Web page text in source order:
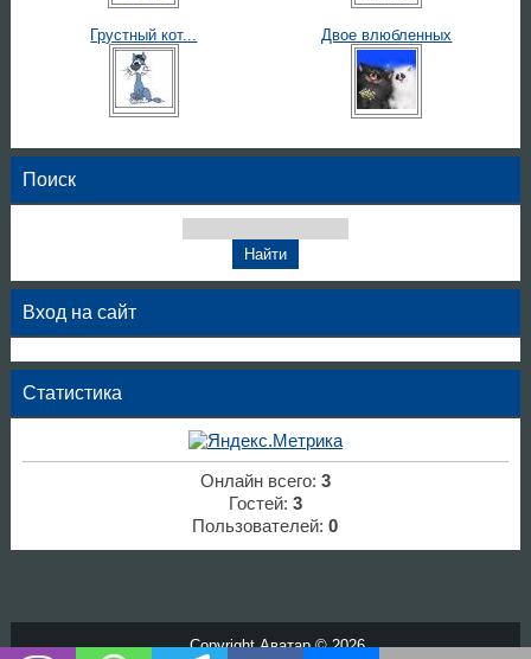
Грустный кот... Двое влюбленных
Поиск
Вход на сайт
Статистика
Онлайн всего: 3
Гостей: 3
Пользователей:0
Copyright Аватар © 2026